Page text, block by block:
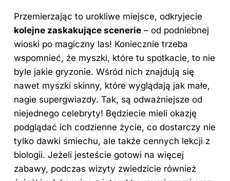
Przemierzając to urokliwe miejsce, odkryjecie
kolejne zaskakujące scenerie – od podniebnej
wioski po magiczny las! Koniecznie trzeba
wspomnieć, że myszki, które tu spotkacie, to nie
byle jakie gryzonie. Wśród nich znajdują się
nawet myszki skinny, które wyglądają jak małe,
nagie supergwiazdy. Tak, są odważniejsze od
niejednego celebryty! Będziecie mieli okazję
podglądać ich codzienne życie, co dostarczy nie
tylko dawki śmiechu, ale także cennych lekcji z
biologii. Jeżeli jesteście gotowi na więcej
zabawy, podczas wizyty zwiedzicie również